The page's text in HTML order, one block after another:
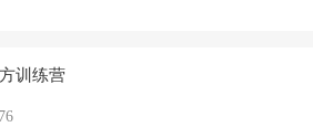
训练营